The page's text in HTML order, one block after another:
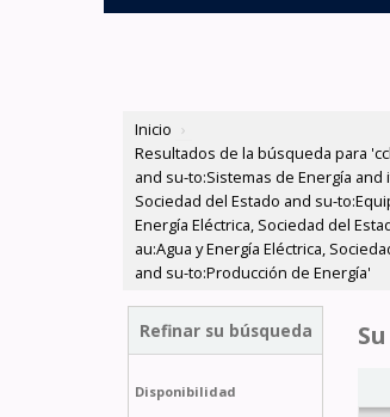
Inicio ›
Resultados de la búsqueda para
and su-to:Sistemas de Energía and
Sociedad del Estado and su-
Energía Eléctrica, Sociedad del
au:Agua y Energía Eléctrica,
and su-to:Producción de Energía'
Refinar su búsqueda
Disponibilidad